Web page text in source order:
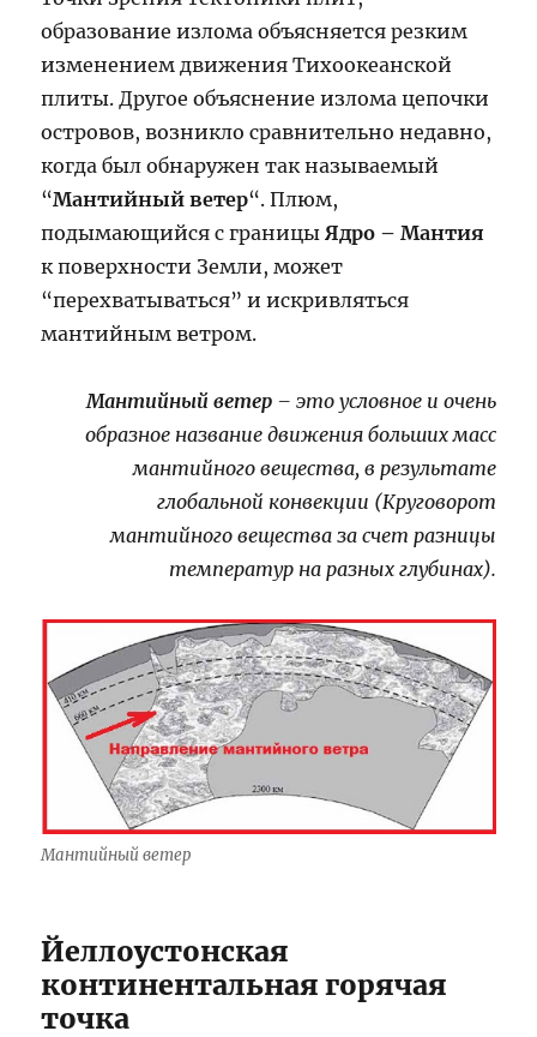
образование излома объясняется резким
изменением движения Тихоокеанской
плиты. Другое объяснение излома цепочки
островов, возникло сравнительно недавно,
когда был обнаружен так называемый
“Мантийный ветер“. Плюм,
подымающийся с границыЯдро – Мантия
к поверхности Земли, может
“перехватываться” и искривляться
мантийным ветром.
Мантийный ветер– это условное и очень
образное название движения больших масс
мантийного вещества, в результате
глобальной конвекции (Круговорот
мантийного вещества за счет разницы
температур на разных глубинах).
Мантийный ветер
Йеллоустонская
континентальная горячая
точка